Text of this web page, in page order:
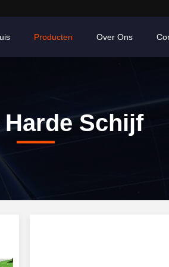
Producten Over Ons
Schijf